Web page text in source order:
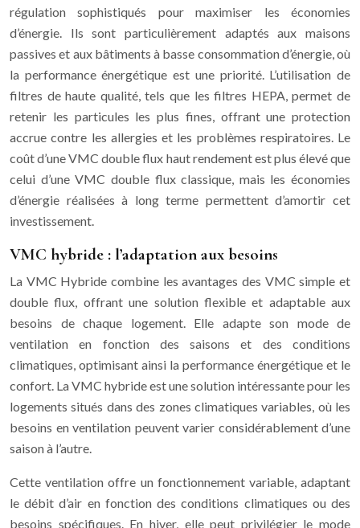
régulation sophistiqués pour maximiser les économies
d’énergie. Ils sont particulièrement adaptés aux maisons
passives et aux bâtiments à basse consommation d’énergie, où
la performance énergétique est une priorité. L’utilisation de
filtres de haute qualité, tels que les filtres HEPA, permet de
retenir les particules les plus fines, offrant une protection
accrue contre les allergies et les problèmes respiratoires. Le
coût d’une VMC double flux haut rendement est plus élevé que
celui d’une VMC double flux classique, mais les économies
d’énergie réalisées à long terme permettent d’amortir cet
investissement.
VMC hybride : l’adaptation aux besoins
La VMC Hybride combine les avantages des VMC simple et
double flux, offrant une solution flexible et adaptable aux
besoins de chaque logement. Elle adapte son mode de
ventilation en fonction des saisons et des conditions
climatiques, optimisant ainsi la performance énergétique et le
confort. La VMC hybride est une solution intéressante pour les
logements situés dans des zones climatiques variables, où les
besoins en ventilation peuvent varier considérablement d’une
saison à l’autre.
Cette ventilation offre un fonctionnement variable, adaptant
le débit d’air en fonction des conditions climatiques ou des
besoins spécifiques. En hiver, elle peut privilégier le mode